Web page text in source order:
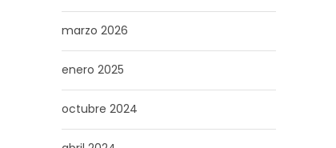
marzo 2026
enero 2025
octubre 2024